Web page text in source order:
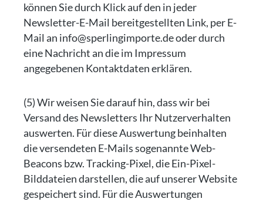
können Sie durch Klick auf den in jeder
Newsletter-E-Mail bereitgestellten Link, per E-
Mail an info@sperlingimporte.de oder durch
eine Nachricht an die im Impressum
angegebenen Kontaktdaten erklären.
(5) Wir weisen Sie darauf hin, dass wir bei
Versand des Newsletters Ihr Nutzerverhalten
auswerten. Für diese Auswertung beinhalten
die versendeten E-Mails sogenannte Web-
Beacons bzw. Tracking-Pixel, die Ein-Pixel-
Bilddateien darstellen, die auf unserer Website
gespeichert sind. Für die Auswertungen